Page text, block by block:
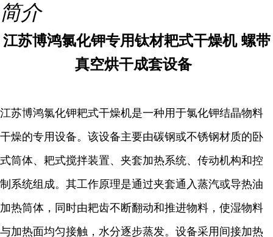
简介
江苏博鸿氯化钾专用钛材耙式干燥机 螺带
真空烘干成套设备
江苏博鸿氯化钾耙式干燥机是一种用于氯化钾结晶物料
干燥的专用设备。该设备主要由碳钢或不锈钢材质的卧
式筒体、耙式搅拌装置、夹套加热系统、传动机构和控
制系统组成。其工作原理是通过夹套通入蒸汽或导热油
加热筒体，同时由耙齿不断翻动和推进物料，使湿物料
与加热面均匀接触，水分逐步蒸发。设备采用间接加热